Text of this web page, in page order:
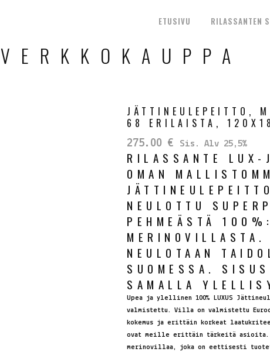
ETUSIVU RILASSANTEN
VERKKOKAUPPA
JÄTTINEULEPEITTO,
68 ERILAISTA,
275.00 € Sis. Alv 25,5%
RILASSANTE LUX-
OMAN
NEULOTTU
PEHMEÄSTÄ
NEULOTAAN
SUOMESSA.
SAMALLA
Upea ja ylellinen 100% LUXUS
valmistettu. Villa on valmistettu
kokemus ja erittäin korkeat
ovat meille erittäin tärkeitä asioita.
merinovillaa, joka on eettisesti